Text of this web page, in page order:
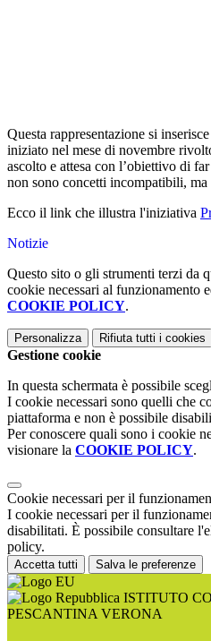
Questa rappresentazione si
iniziato nel mese di novembre
ascolto e attesa con l’obiettivo di
non sono concetti incompatibili, ma
Ecco il link che illustra l'iniziativa
Notizie
Questo sito o gli strumenti terzi da
cookie necessari al funzionamento
COOKIE POLICY.
Personalizza Rifiuta tutti i cookies
Gestione cookie
In questa schermata è possibile
I cookie necessari sono quelli che
piattaforma e non è possibile
Per conoscere quali sono i cookie
visionare la COOKIE POLICY.
Cookie necessari per il
I cookie necessari per il
disabilitati. È possibile consultare
policy.
Accetta tutti Salva le preferenze
ISTITUTO
PESCANTINA VERONA